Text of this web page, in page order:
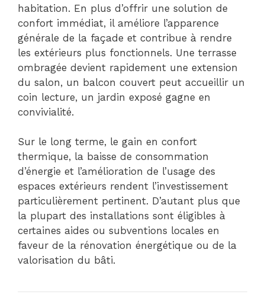
habitation. En plus d’offrir une solution de
confort immédiat, il améliore l’apparence
générale de la façade et contribue à rendre
les extérieurs plus fonctionnels. Une terrasse
ombragée devient rapidement une extension
du salon, un balcon couvert peut accueillir un
coin lecture, un jardin exposé gagne en
convivialité.
Sur le long terme, le gain en confort
thermique, la baisse de consommation
d’énergie et l’amélioration de l’usage des
espaces extérieurs rendent l’investissement
particulièrement pertinent. D’autant plus que
la plupart des installations sont éligibles à
certaines aides ou subventions locales en
faveur de la rénovation énergétique ou de la
valorisation du bâti.